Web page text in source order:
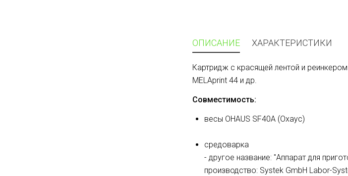
ОПИСАНИЕ ХАРАКТЕРИСТИКИ
Картридж с красящей лентой и
MELAprint 44 и др.
Совместимость:
весы OHAUS SF40A (Охаус)
средоварка
- другое название: "Аппарат для
производство: Systek GmbH Labor-